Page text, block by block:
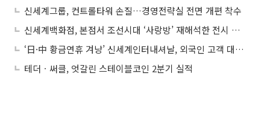
신세계그룹, 컨트롤타워 손질…경영전략실 전면 개편 착수
신세계백화점, 본점서 조선시대 ‘사랑방’ 재해석한 전시 연다
‘日·中 황금연휴 겨냥’ 신세계인터내셔날, 외국인 고객 대상 K뷰티·패션 총공세
테더ㆍ써클, 엇갈린 스테이블코인 2분기 실적